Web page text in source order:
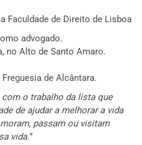
Faculdade de Direito de Lisboa
advogado.
no Alto de Santo Amaro.
de Alcântara.
o trabalho da lista que
de ajudar a melhorar a vida
passam ou visitam
vida.”